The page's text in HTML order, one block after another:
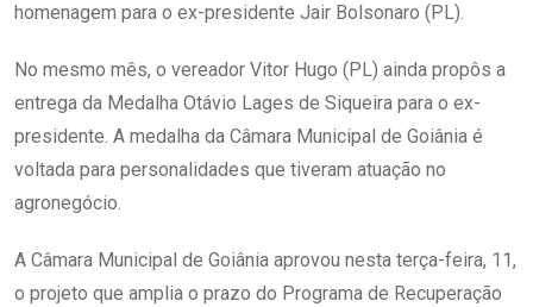
homenagem para o ex-presidente Jair Bolsonaro (PL).
No mesmo mês, o vereador Vitor Hugo (PL) ainda propôs a
entrega da Medalha Otávio Lages de Siqueira para o ex-
presidente. A medalha da Câmara Municipal de Goiânia é
voltada para personalidades que tiveram atuação no
agronegócio.
A Câmara Municipal de Goiânia aprovou nesta terça-feira, 11,
o projeto que amplia o prazo do Programa de Recuperação